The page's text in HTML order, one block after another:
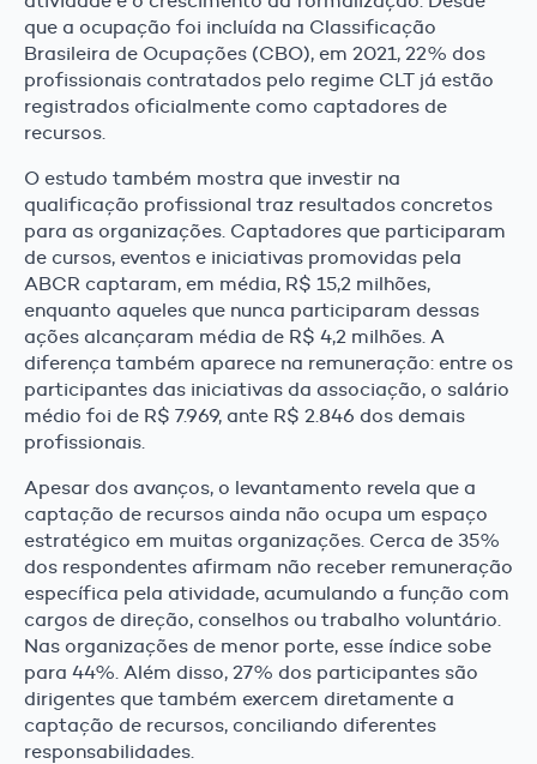
que a ocupação foi incluída na Classificação
Brasileira de Ocupações (CBO), em 2021, 22% dos
profissionais contratados pelo regime CLT já estão
registrados oficialmente como captadores de
recursos.
O estudo também mostra que investir na
qualificação profissional traz resultados concretos
para as organizações. Captadores que participaram
de cursos, eventos e iniciativas promovidas pela
ABCR captaram, em média, R$ 15,2 milhões,
enquanto aqueles que nunca participaram dessas
ações alcançaram média de R$ 4,2 milhões. A
diferença também aparece na remuneração: entre os
participantes das iniciativas da associação, o salário
médio foi de R$ 7.969, ante R$ 2.846 dos demais
profissionais.
Apesar dos avanços, o levantamento revela que a
captação de recursos ainda não ocupa um espaço
estratégico em muitas organizações. Cerca de 35%
dos respondentes afirmam não receber remuneração
específica pela atividade, acumulando a função com
cargos de direção, conselhos ou trabalho voluntário.
Nas organizações de menor porte, esse índice sobe
para 44%. Além disso, 27% dos participantes são
dirigentes que também exercem diretamente a
captação de recursos, conciliando diferentes
responsabilidades.